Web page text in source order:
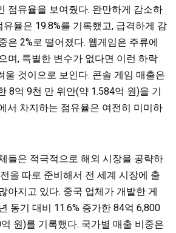
점유율을 보여줬다. 완만하게 감소하
율은 19.8%를 기록했고, 급격하게 감
은 2%로 떨어졌다. 웹게임은 주류에
며, 특별한 변수가 없다면 이런 하락
울 것이으로 보인다. 콘솔 게임 매출은
8억 9천 만 위안(약 1.584억 원)을 기
서 차지하는 점유율은 여전히 미미하
들은 적극적으로 해외 시장을 공략하
을 따로 준비해서 전 세계 시장에 출
아지고 있다. 중국 업체가 개발한 게
동기 대비 11.6% 증가한 84억 6,800
원)를 기록했다. 국가별 매출 비중은